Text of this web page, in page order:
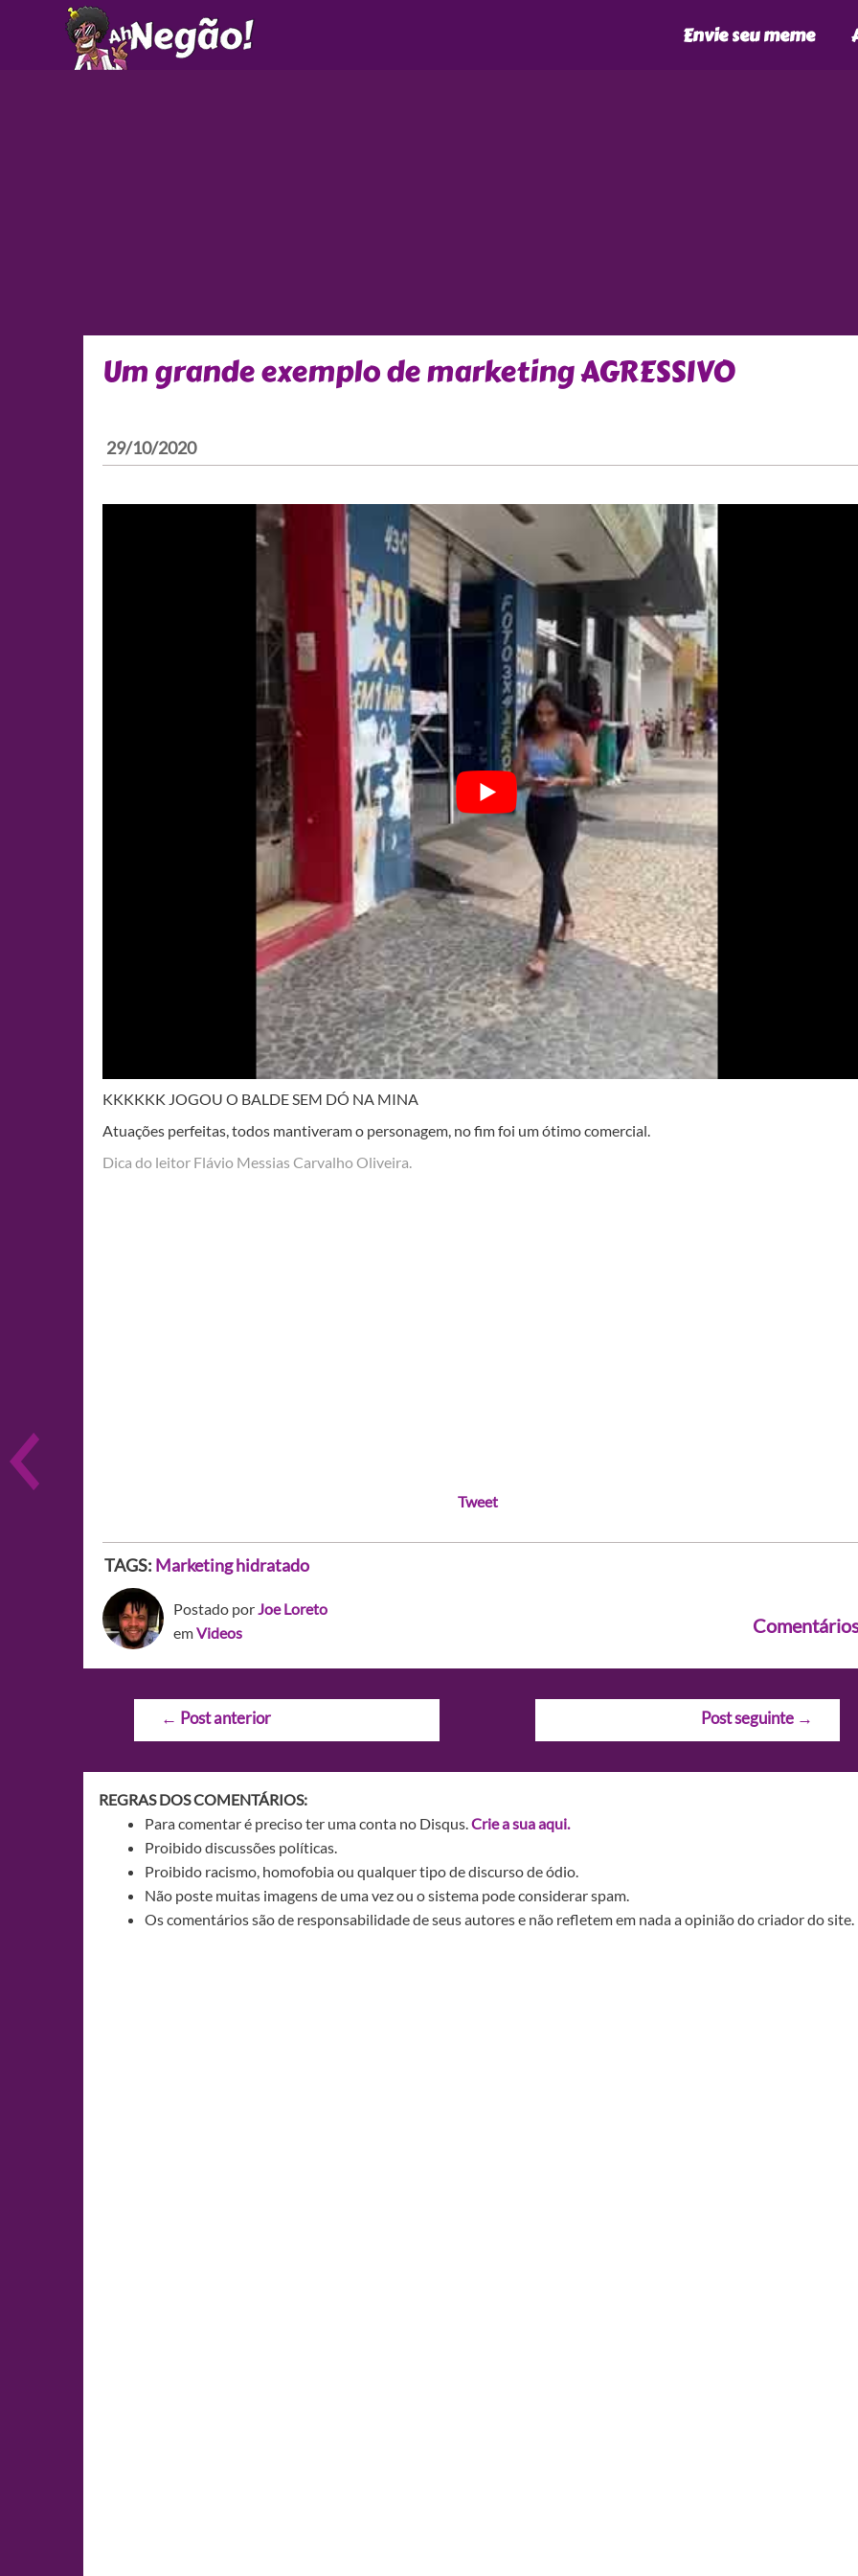
Envie seu meme
Um grande exemplo de marketing AGRESSIVO
29/10/2020
KKKKKK JOGOU O BALDE SEM DÓ NA MINA
Atuações perfeitas, todos mantiveram o personagem, no fim foi um ótimo comercial.
Dica do leitor Flávio Messias Carvalho Oliveira.
Tweet
TAGS: Marketing hidratado
Postado porJoe Loreto
emVideos
Navegação
← Post anterior Post seguinte →
REGRAS DOS COMENTÁRIOS:
Para comentar é preciso ter uma conta no Disqus.Crie a sua aqui.
Proibido discussões políticas.
Proibido racismo, homofobia ou qualquer tipo de discurso de ódio.
Não poste muitas imagens de uma vez ou o sistema pode considerar spam.
Os comentários são de responsabilidade de seus autores e não refletem em nada a opinião do criador do site.